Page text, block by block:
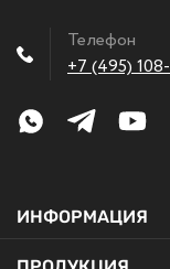
Телефон
+7 (495)
ИНФОРМАЦИЯ